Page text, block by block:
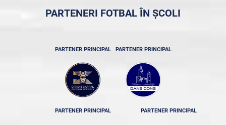
PARTENERI FOTBAL ÎN ȘCOLI
PARTENER PRINCIPAL PARTENER PRINCIPAL
PARTENER PRINCIPAL PARTENER PRINCIPAL